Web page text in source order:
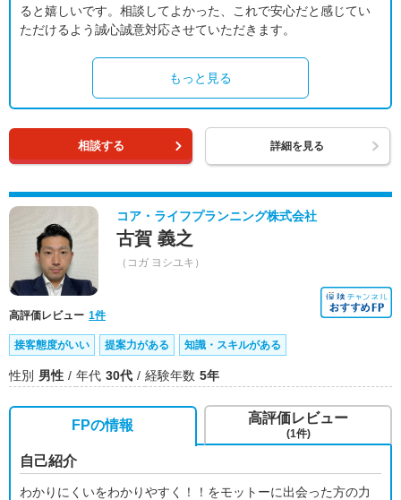
ると嬉しいです。相談してよかった、これで安心だと感じてい
ただけるよう誠心誠意対応させていただきます。
もっと見る
相談する 詳細を見る
コア・ライフプランニング株式会社
古賀 義之
（コガ ヨシユキ）
高評価レビュー 1件
接客態度がいい 提案力がある 知識・スキルがある
性別 男性 年代 30代 経験年数 5年
FPの情報
自己紹介
わかりにくいをわかりやすく！！をモットーに出会った方の力
高評価レビュー
(1件)